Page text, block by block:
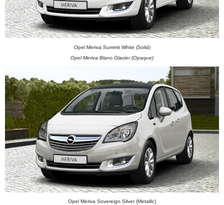
Opel Meriva Summit White (Solid)
Opel Meriva Blanc Glacier (Opaque)
Opel Meriva Sovereign Silver (Metallic)